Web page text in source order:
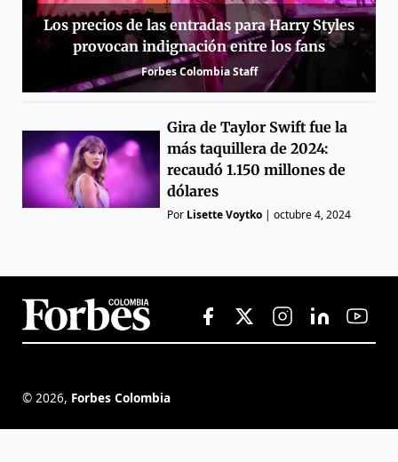
Los precios de las entradas para Harry Styles
provocan indignación entre los fans
Forbes Colombia Staff
Gira de Taylor Swift fue la
más taquillera de 2024:
recaudó 1.150 millones de
dólares
Por Lisette Voytko |octubre 4, 2024
© 2026, Forbes Colombia